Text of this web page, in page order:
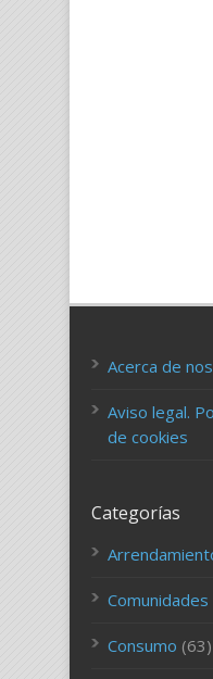
Acerca de
Aviso legal.
de cookies
Categorías
Consumo (63)